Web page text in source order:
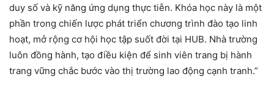
duy số và kỹ năng ứng dụng thực tiễn. Khóa học này là một
phần trong chiến lược phát triển chương trình đào tạo linh
hoạt, mở rộng cơ hội học tập suốt đời tại HUB. Nhà trường
luôn đồng hành, tạo điều kiện để sinh viên trang bị hành
trang vững chắc bước vào thị trường lao động cạnh tranh.”